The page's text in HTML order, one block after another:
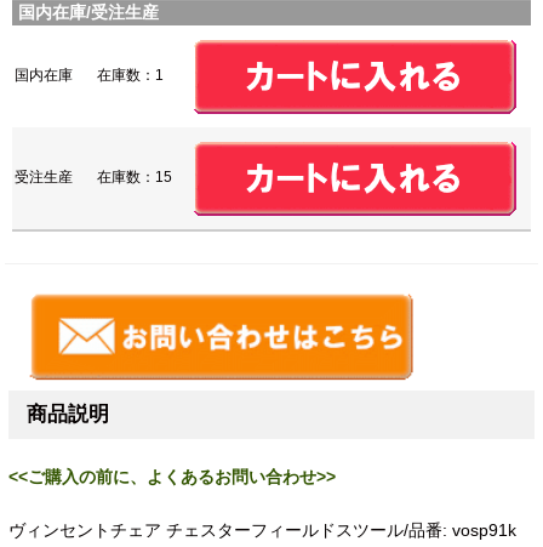
国内在庫/受注生産
国内在庫 在庫数：1
受注生産 在庫数：15
商品説明
<<ご購入の前に、よくあるお問い合わせ>>
ヴィンセントチェア チェスターフィールドスツール/品番: vosp91k